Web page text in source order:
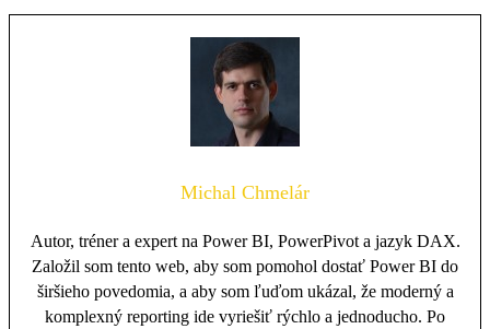
Michal Chmelár
Autor, tréner a expert na Power BI, PowerPivot a jazyk DAX.
Založil som tento web, aby som pomohol dostať Power BI do
širšieho povedomia, a aby som ľuďom ukázal, že moderný a
komplexný reporting ide vyriešiť rýchlo a jednoducho. Po